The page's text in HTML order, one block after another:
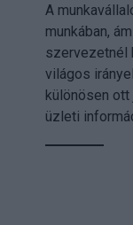
A
munkában,
szervezetnél
világos
különösen
üzleti